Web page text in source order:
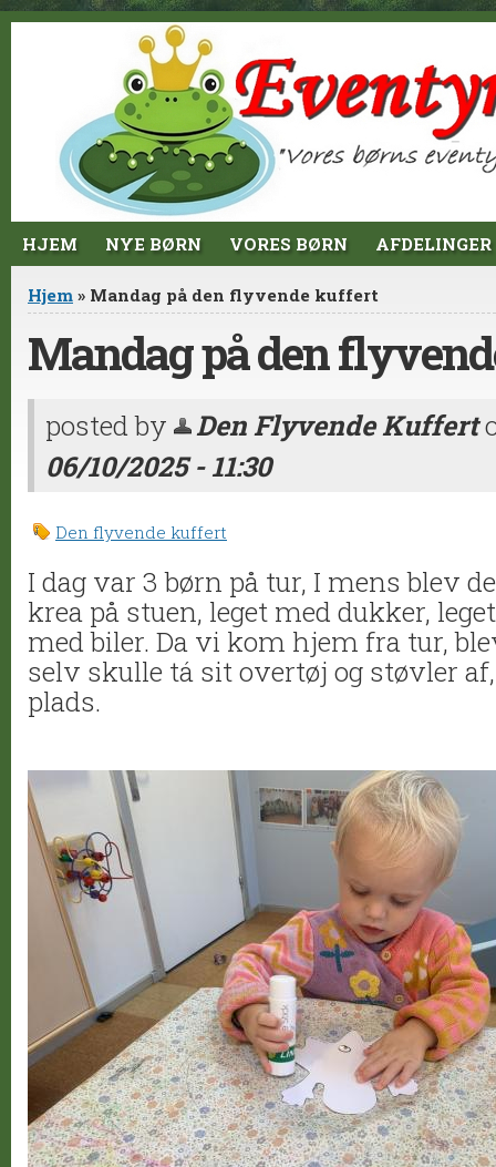
Jump to Content
HJEM NYE BØRN VORES BØRN AFDELINGER
Du er her
Hjem » Mandag på den flyvende kuffert
Mandag på den
posted by Den Flyvende Kuffert
06/10/2025 - 11:30
Den flyvende kuffert
I dag var 3 børn på tur, I mens blev
krea på stuen, leget med dukker,
med biler. Da vi kom hjem fra tur,
selv skulle tá sit overtøj og støvler
plads.